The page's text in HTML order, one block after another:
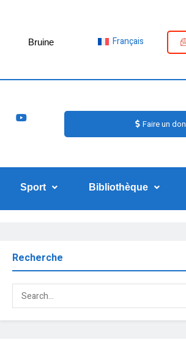
Bruine Français
Faire un don
Sport Bibliothèque
Recherche